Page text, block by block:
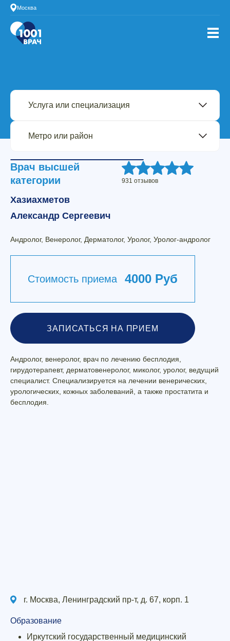
Москва
Врач высшей
категории
931 отзывов
Хазиахметов
Александр Сергеевич
Андролог, Венеролог, Дерматолог, Уролог, Уролог-андролог
Стоимость приема 4000 Руб
ЗАПИСАТЬСЯ НА ПРИЕМ
Андролог, венеролог, врач по лечению бесплодия,
гирудотерапевт, дерматовенеролог, миколог, уролог, ведущий
специалист. Специализируется на лечении венерических,
урологических, кожных заболеваний, а также простатита и
бесплодия.
г. Москва, Ленинградский пр-т, д. 67, корп. 1
Образование
Иркутский государственный медицинский